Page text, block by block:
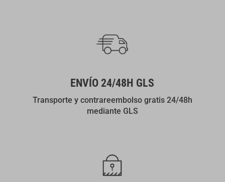
ENVÍO 24/48H GLS
Transporte y contrareembolso gratis 24/48h
mediante GLS